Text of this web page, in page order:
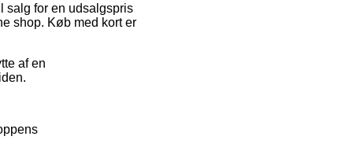
salg for en udsalgspris
shop. Køb med kort er
af en